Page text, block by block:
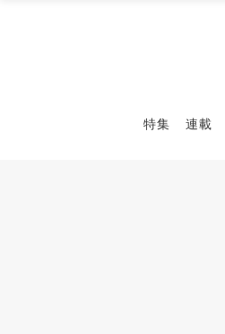
特集 連載